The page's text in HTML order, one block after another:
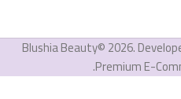
Blushia Beauty© 2026.
Premium E-